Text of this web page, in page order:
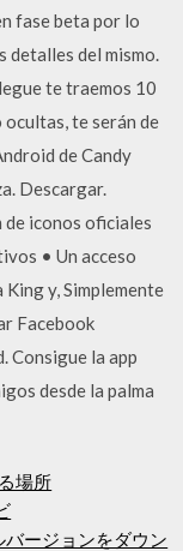
fase beta por lo
detalles del mismo.
te traemos 10
ocultas, te serán de
de Candy
Descargar.
iconos oficiales
• Un acceso
y, Simplemente
Facebook
Consigue la app
desde la palma
場所
ージョンをダウン